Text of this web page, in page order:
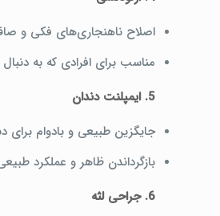
اصلاح ناهنجاری‌های فکی و
مناسب برای افرادی که به
5. ایمپلنت دندان
جایگزین طبیعی و بادوام برای
بازگرداندن ظاهر و عملکرد
6. جراحی لثه